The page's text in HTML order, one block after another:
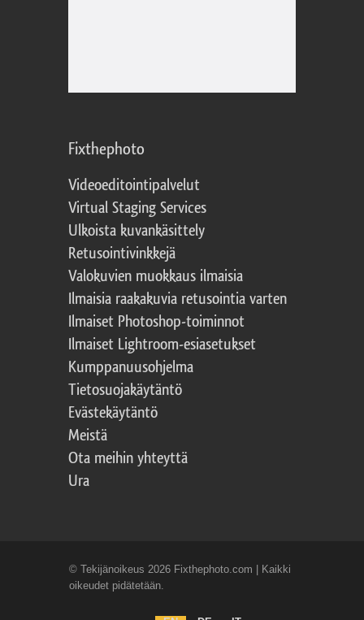
Fixthephoto
Videoeditointipalvelut
Virtual Staging Services
Ulkoista kuvankäsittely
Retusointivinkkejä
Valokuvien muokkaus ilmaisia
Ilmaisia raakakuvia retusointia varten
Ilmaiset Photoshop-toiminnot
Ilmaiset Lightroom-esiasetukset
Kumppanuusohjelma
Tietosuojakäytäntö
Evästekäytäntö
Meistä
Ota meihin yhteyttä
Ura
© Tekijänoikeus 2026 Fixthephoto.com | Kaikki
oikeudet pidätetään.